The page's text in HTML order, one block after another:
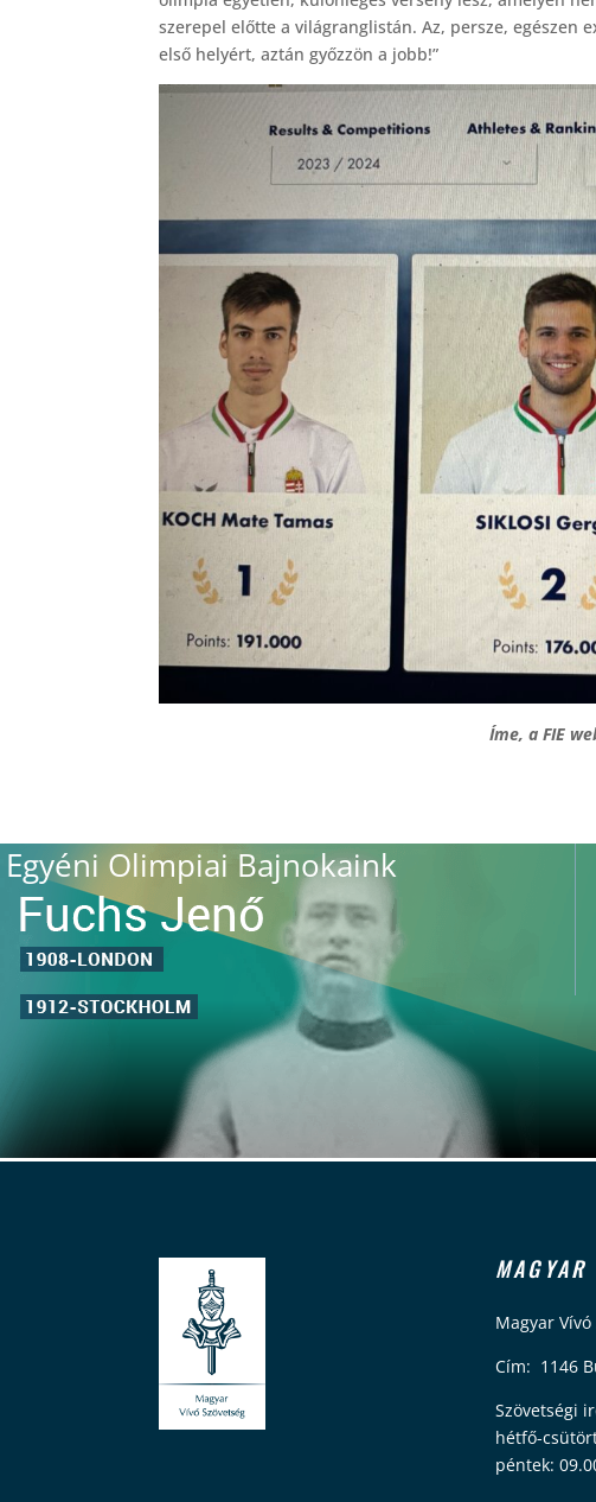
szerepel előtte a világranglistán. Az, persze, egészen
első helyért, aztán győzzön a jobb!”
Íme, a FIE
Egyéni Olimpiai Bajnokaink
Magyar
Cím: 1146
Szövetségi
hétfő-
péntek: